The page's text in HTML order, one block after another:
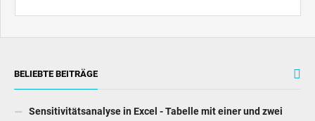
BELIEBTE BEITRÄGE
Sensitivitätsanalyse in Excel - Tabelle mit einer und zwei